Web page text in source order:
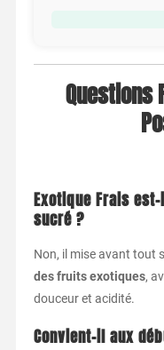
Questions
Exotique Frais
sucré ?
Non, il mise avant tout
des fruits exotiques,
douceur et acidité.
Convient-il aux